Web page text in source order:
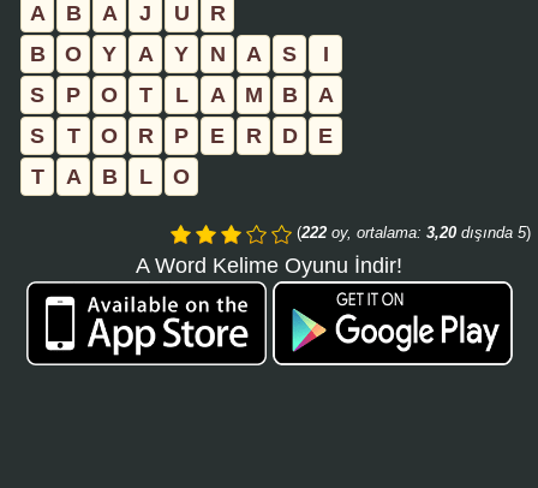
ve
aramayı
tıklayın:
A B A J U
R
B
O Y A Y N A S
I
S
P O T L A M B
A
S
T O R P E R D
E
T
A B L O
(222 oy, ortalama: 3,20 dışında 5)
A Word Kelime Oyunu İndir!